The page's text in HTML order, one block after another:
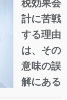
税効果会
計に苦戦
する理由
は、その
意味の誤
解にある